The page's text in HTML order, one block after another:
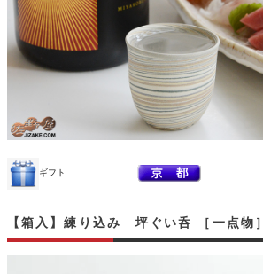
ギフト
【箱入】練り込み 坪ぐい呑 ［一点物］